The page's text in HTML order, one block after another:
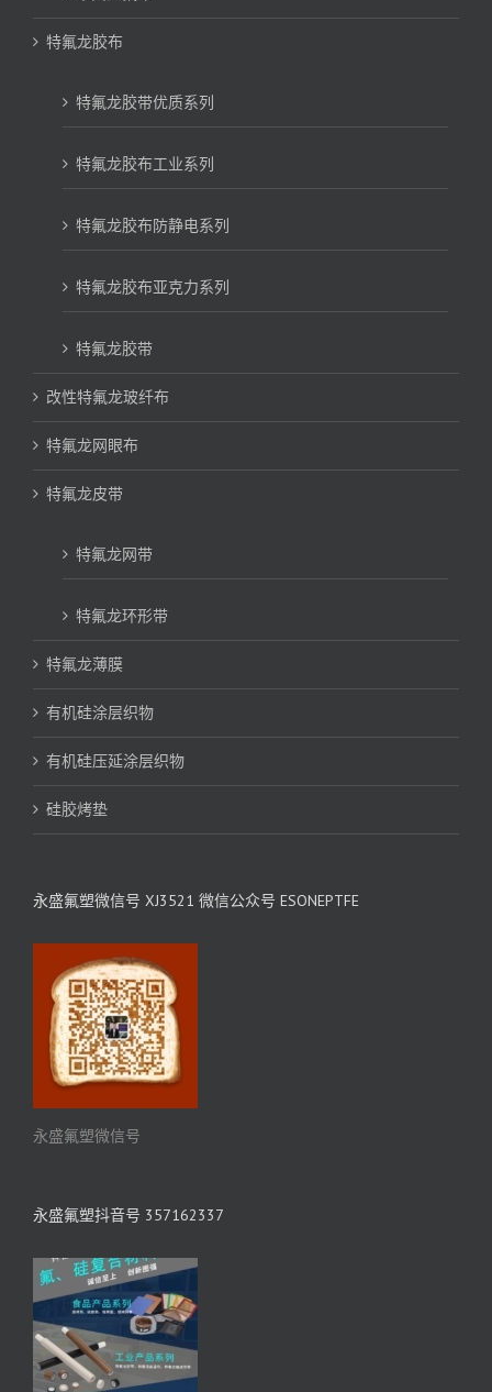
特氟龙胶布
特氟龙胶带优质系列
特氟龙胶布工业系列
特氟龙胶布防静电系列
特氟龙胶布亚克力系列
特氟龙胶带
改性特氟龙玻纤布
特氟龙网眼布
特氟龙皮带
特氟龙网带
特氟龙环形带
特氟龙薄膜
有机硅涂层织物
有机硅压延涂层织物
硅胶烤垫
永盛氟塑微信号 XJ3521 微信公众号 ESONEPTFE
永盛氟塑微信号
永盛氟塑抖音号 357162337